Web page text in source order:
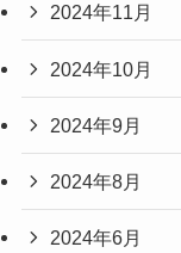
2024年11月
2024年10月
2024年9月
2024年8月
2024年6月